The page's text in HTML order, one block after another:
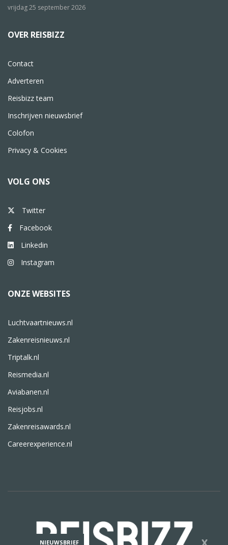
vrijdag 25 september 2026
OVER REISBIZZ
Contact
Adverteren
Reisbizz team
Inschrijven nieuwsbrief
Colofon
Privacy & Cookies
VOLG ONS
Twitter
Facebook
Linkedin
Instagram
ONZE WEBSITES
Luchtvaartnieuws.nl
Zakenreisnieuws.nl
Triptalk.nl
Reismedia.nl
Aviabanen.nl
Reisjobs.nl
Zakenreisawards.nl
Careerexperience.nl
NIEUWSBRIEF X